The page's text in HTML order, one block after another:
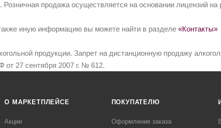
продажа осуществляется на основании лицензий
иную информацию вы можете найти в разделе «Контакты»
продукции. Запрет на дистанционную продажу
от 27 сентября 2007 г. № 612.
О МАРКЕТПЛЕЙСЕ
Акции
ПОКУПАТЕЛЮ
Оформление заказа